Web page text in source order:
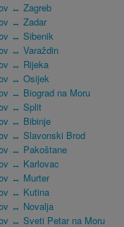
↔ Zagreb
↔ Zadar
↔ Sibenik
↔ Varaždin
↔ Rijeka
↔ Osijek
↔ Biograd na Moru
↔ Split
↔ Bibinje
↔ Slavonski Brod
↔ Pakoštane
↔ Karlovac
↔ Murter
↔ Kutina
↔ Novalja
↔ Sveti Petar na Moru